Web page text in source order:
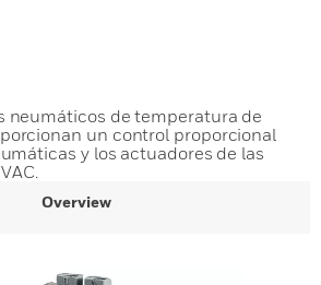
neumáticos de temperatura de
un control proporcional
y los actuadores de las
Overview